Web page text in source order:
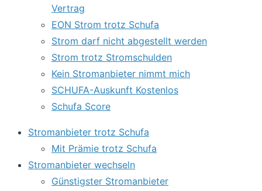
Vertrag
EON Strom trotz Schufa
Strom darf nicht abgestellt werden
Strom trotz Stromschulden
Kein Stromanbieter nimmt mich
SCHUFA-Auskunft Kostenlos
Schufa Score
Stromanbieter trotz Schufa
Mit Prämie trotz Schufa
Stromanbieter wechseln
Günstigster Stromanbieter